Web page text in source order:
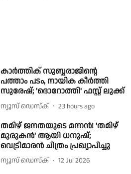
കാർത്തിക് സുബ്ബരാജിന്റെ
പത്താം പടം, നായിക കീർത്തി
സുരേഷ്; 'ദൊറോത്തി' ഫസ്റ്റ് ലുക്ക്
ന്യൂസ് ഡെസ്ക് 23 hours ago
തമിഴ് ജനതയുടെ മന്നൻ! 'തമിഴ്
മുരുകൻ' ആയി ധനുഷ്;
വെട്രിമാരൻ ചിത്രം പ്രഖ്യാപിച്ചു
ന്യൂസ് ഡെസ്ക് 12 Jul 2026